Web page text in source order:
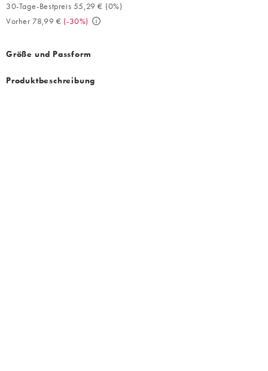
30-Tage-Bestpreis 55,29 € (0%)
Vorher 78,99 € (-30%)
Größe und Passform
Produktbeschreibung